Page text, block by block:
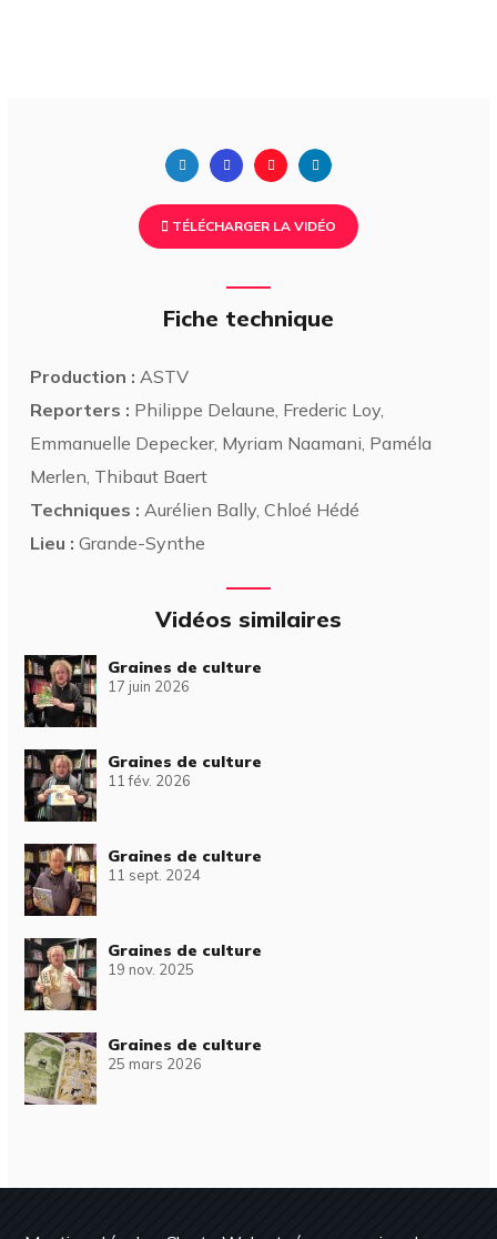
TÉLÉCHARGER LA VIDÉO
Fiche technique
Production : ASTV
Reporters : Philippe Delaune, Frederic Loy,
Emmanuelle Depecker, Myriam Naamani, Paméla
Merlen, Thibaut Baert
Techniques : Aurélien Bally, Chloé Hédé
Lieu : Grande-Synthe
Vidéos similaires
Graines de culture
17 juin 2026
Graines de culture
11 fév. 2026
Graines de culture
11 sept. 2024
Graines de culture
19 nov. 2025
Graines de culture
25 mars 2026